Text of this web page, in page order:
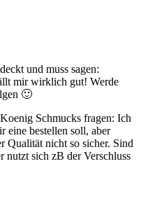
und muss sagen:
mir wirklich gut! Werde
🙂
Schmucks fragen: Ich
eine bestellen soll, aber
Qualität nicht so sicher. Sind
nutzt sich zB der Verschluss